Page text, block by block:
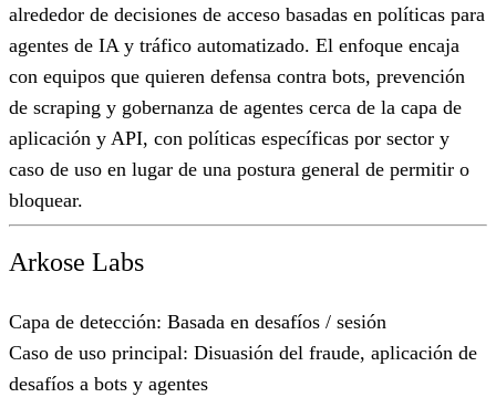
alrededor de decisiones de acceso basadas en políticas para
agentes de IA y tráfico automatizado. El enfoque encaja
con equipos que quieren defensa contra bots, prevención
de scraping y gobernanza de agentes cerca de la capa de
aplicación y API, con políticas específicas por sector y
caso de uso en lugar de una postura general de permitir o
bloquear.
Arkose Labs
Capa de detección: Basada en desafíos / sesión
Caso de uso principal: Disuasión del fraude, aplicación de
desafíos a bots y agentes